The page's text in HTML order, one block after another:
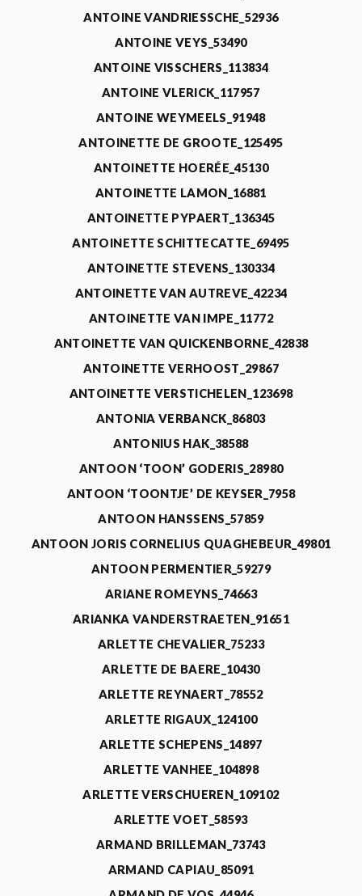
ANTOINE VANDRIESSCHE_52936
ANTOINE VEYS_53490
ANTOINE VISSCHERS_113834
ANTOINE VLERICK_117957
ANTOINE WEYMEELS_91948
ANTOINETTE DE GROOTE_125495
ANTOINETTE HOERÉE_45130
ANTOINETTE LAMON_16881
ANTOINETTE PYPAERT_136345
ANTOINETTE SCHITTECATTE_69495
ANTOINETTE STEVENS_130334
ANTOINETTE VAN AUTREVE_42234
ANTOINETTE VAN IMPE_11772
ANTOINETTE VAN QUICKENBORNE_42838
ANTOINETTE VERHOOST_29867
ANTOINETTE VERSTICHELEN_123698
ANTONIA VERBANCK_86803
ANTONIUS HAK_38588
ANTOON ‘TOON’ GODERIS_28980
ANTOON ‘TOONTJE’ DE KEYSER_7958
ANTOON HANSSENS_57859
ANTOON JORIS CORNELIUS QUAGHEBEUR_49801
ANTOON PERMENTIER_59279
ARIANE ROMEYNS_74663
ARIANKA VANDERSTRAETEN_91651
ARLETTE CHEVALIER_75233
ARLETTE DE BAERE_10430
ARLETTE REYNAERT_78552
ARLETTE RIGAUX_124100
ARLETTE SCHEPENS_14897
ARLETTE VANHEE_104898
ARLETTE VERSCHUEREN_109102
ARLETTE VOET_58593
ARMAND BRILLEMAN_73743
ARMAND CAPIAU_85091